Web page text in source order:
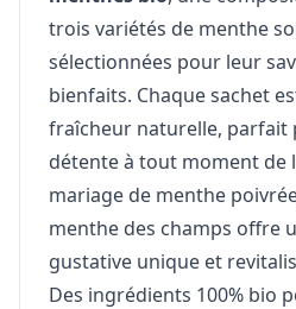
trois variétés de menthe
sélectionnées pour leur
bienfaits. Chaque sachet
fraîcheur naturelle, parfait
détente à tout moment de
mariage de menthe
menthe des champs offre
gustative unique et
Des ingrédients 100% bio